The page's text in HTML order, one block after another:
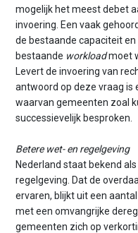
mogelijk het meest debet
invoering. Een vaak
de bestaande capaciteit en
bestaande workloadmoet
Levert de invoering van
antwoord op deze vraag is
waarvan gemeenten zoal
successievelijk besproken.
Betere wet- en regelgeving
Nederland staat bekend
regelgeving. Dat de
ervaren, blijkt uit een
met een omvangrijke
gemeenten zich op